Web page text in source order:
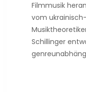
Filmmusik
vom
Schillinger